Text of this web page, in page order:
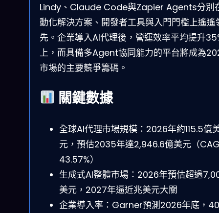
Lindy、Claude Code與Zapier Agents分別
動化解決方案、開發者工具與入門門檻上遙遙
先。企業導入AI代理後，營運效率平均提升
上，而具備多Agent協同能力的平台將成為
市場的主要競爭籌碼。
關鍵數據
全球AI代理市場規模：2026年約115.5億
元，預估2035年達2,946.6億美元（
43.57%）
生成式AI整體市場：2026年預估超過
美元，2027年逼近兆美元大關
企業導入率：Garner預測2026年底，